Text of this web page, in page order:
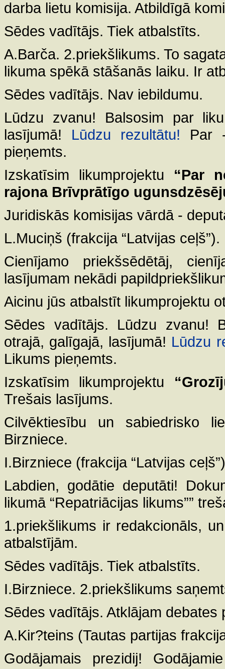
darba lietu komisija. Atbildīgā
Sēdes vadītājs. Tiek atbalstīts.
A.Barča. 2.priekšlikums. To
likuma spēkā stāšanās laiku. Ir
Sēdes vadītājs. Nav iebildumu.
Lūdzu zvanu! Balsosim par
lasījumā! Lūdzu rezultātu! Par
pieņemts.
Izskatīsim likumprojektu “Par
rajona Brīvprātīgo
Juridiskās komisijas vārdā -
L.Muciņš (frakcija “Latvijas ceļš”).
Cienījamo priekšsēdētāj,
lasījumam nekādi
Aicinu jūs atbalstīt likumprojektu
Sēdes vadītājs. Lūdzu zvanu!
otrajā, galīgajā, lasījumā! Lūdzu
Likums pieņemts.
Izskatīsim likumprojektu
Trešais lasījums.
Cilvēktiesību un sabiedrisko
Birzniece.
I.Birzniece (frakcija “Latvijas
Labdien, godātie deputāti!
likumā “Repatriācijas likums””
1.priekšlikums ir redakcionāls,
atbalstījām.
Sēdes vadītājs. Tiek atbalstīts.
I.Birzniece. 2.priekšlikums
Sēdes vadītājs. Atklājam
A.Kir?teins (Tautas partijas
Godājamais prezidij!